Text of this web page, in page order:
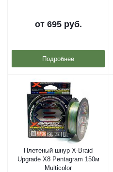
от 695 руб.
Подробнее
Плетеный шнур X-Braid
Upgrade X8 Pentagram 150м
Multicolor